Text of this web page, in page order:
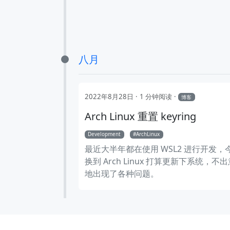
八月
2022年8月28日 1 分钟阅读 博客
Arch Linux 重置 keyring
Development ArchLinux
最近大半年都在使用 WSL2 进行开发，
换到 Arch Linux 打算更新下系统，不出
地出现了各种问题。